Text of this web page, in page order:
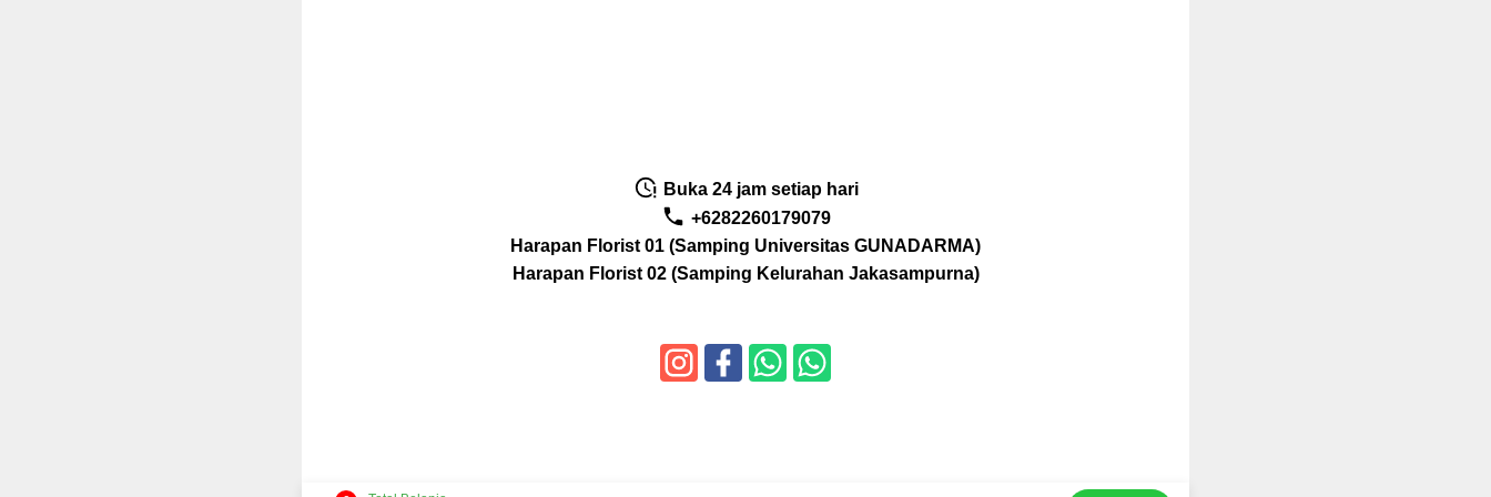
Buka 24 jam setiap hari
+6282260179079
Harapan Florist 01 (Samping Universitas GUNADARMA)
Harapan Florist 02 (Samping Kelurahan Jakasampurna)